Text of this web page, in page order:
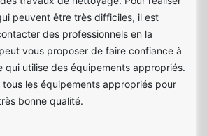
peuvent être très difficiles, il est
des professionnels en la
vous proposer de faire confiance à
qui utilise des équipements appropriés.
les équipements appropriés pour
bonne qualité.